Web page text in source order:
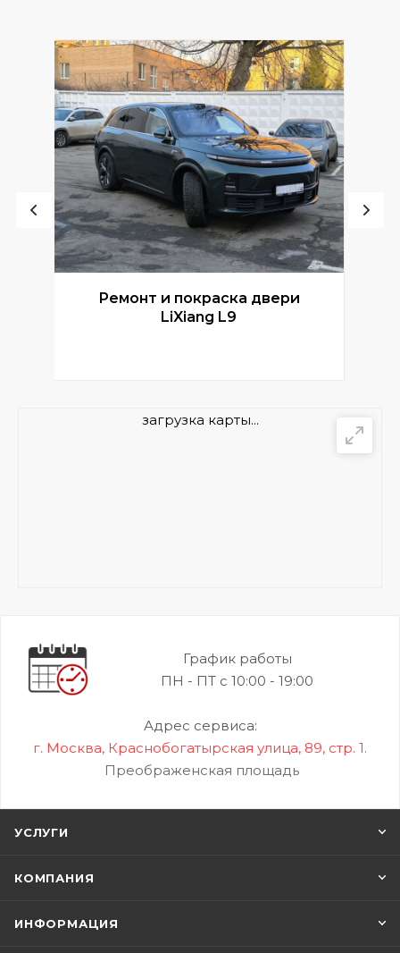
Ремонт и покраска двери
LiXiang L9
загрузка карты...
График работы
ПН - ПТ с 10:00 - 19:00
Адрес сервиса:
г. Москва, Краснобогатырская улица, 89, стр. 1.
Преображенская площадь
УСЛУГИ
КОМПАНИЯ
ИНФОРМАЦИЯ